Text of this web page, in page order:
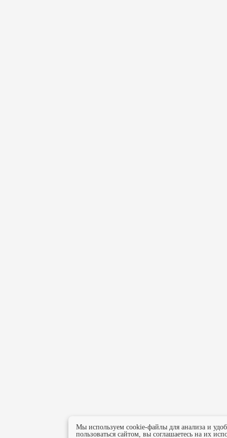
Мы используем cookie-файлы для анализа и
пользоваться сайтом, вы соглашаетесь на их